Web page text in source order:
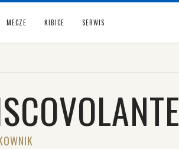
MECZE KIBICE SERWIS